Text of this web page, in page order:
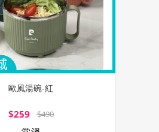
歐風湯碗-紅
$259 $490